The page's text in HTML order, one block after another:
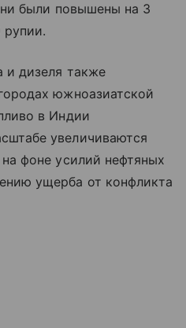
были повышены на 3
и дизеля также
южноазиатской
в Индии
увеличиваются
фоне усилий нефтяных
ущерба от конфликта